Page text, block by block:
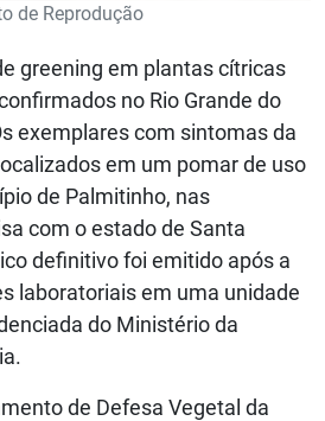
de Reprodução
greening em plantas cítricas
no Rio Grande do
exemplares com sintomas da
em um pomar de uso
de Palmitinho, nas
com o estado de Santa
definitivo foi emitido após a
laboratoriais em uma unidade
do Ministério da
de Defesa Vegetal da